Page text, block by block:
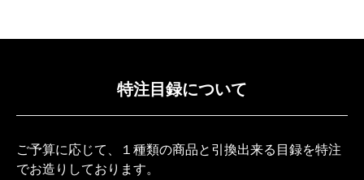
特注目録について
ご予算に応じて、１種類の商品と引換出来る目録を特注
でお造りしております。